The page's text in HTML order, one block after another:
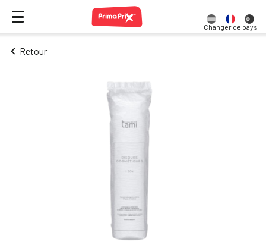
Changer de pays
Retour